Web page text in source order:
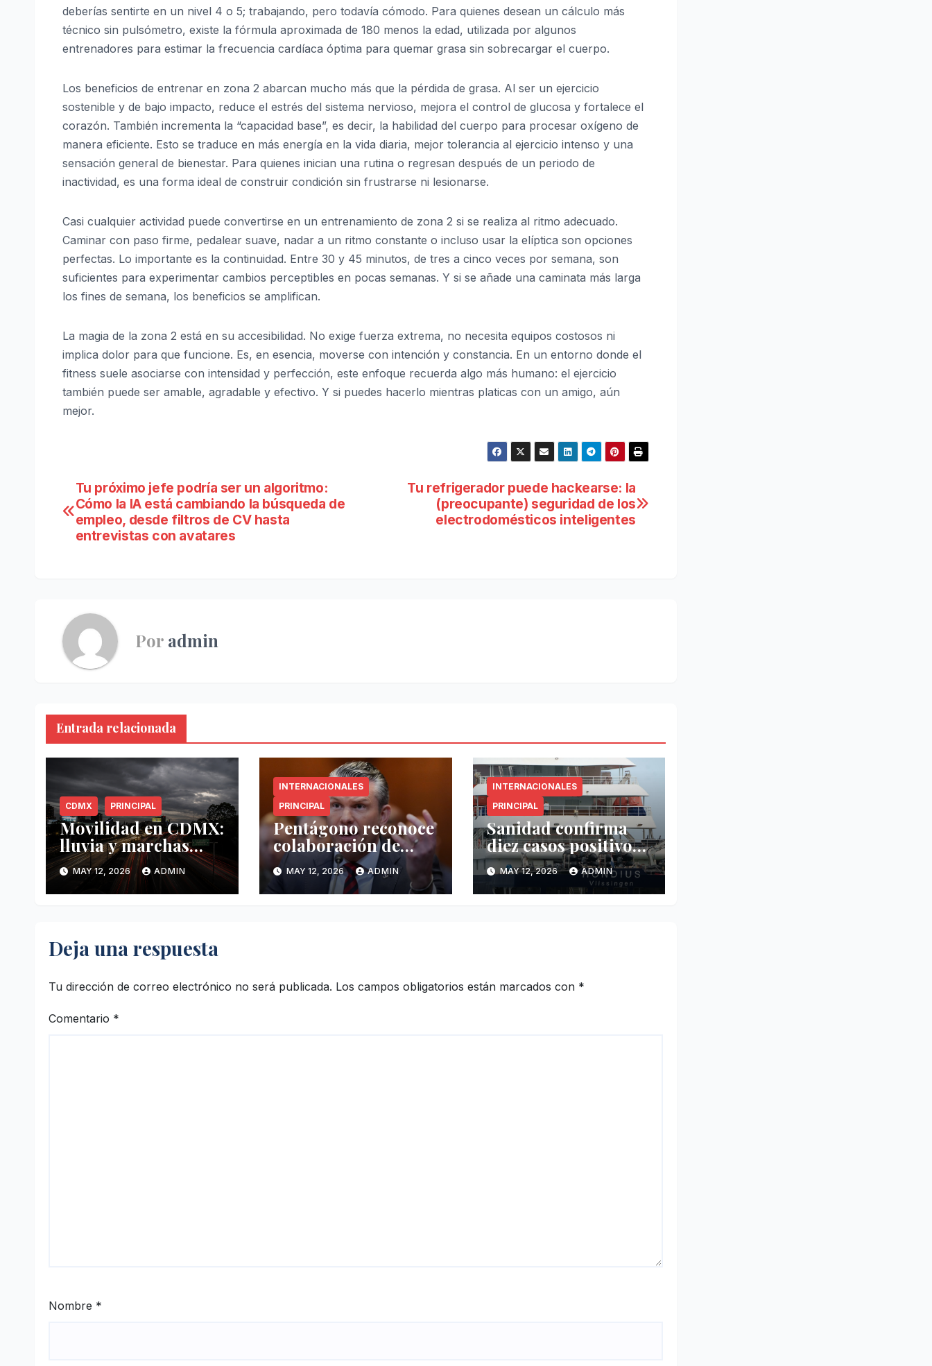
deberías sentirte en un nivel 4 o 5; trabajando, pero todavía cómodo. Para quienes desean un cálculo más
técnico sin pulsómetro, existe la fórmula aproximada de 180 menos la edad, utilizada por algunos
entrenadores para estimar la frecuencia cardíaca óptima para quemar grasa sin sobrecargar el cuerpo.
Los beneficios de entrenar en zona 2 abarcan mucho más que la pérdida de grasa. Al ser un ejercicio
sostenible y de bajo impacto, reduce el estrés del sistema nervioso, mejora el control de glucosa y fortalece el
corazón. También incrementa la “capacidad base”, es decir, la habilidad del cuerpo para procesar oxígeno de
manera eficiente. Esto se traduce en más energía en la vida diaria, mejor tolerancia al ejercicio intenso y una
sensación general de bienestar. Para quienes inician una rutina o regresan después de un periodo de
inactividad, es una forma ideal de construir condición sin frustrarse ni lesionarse.
Casi cualquier actividad puede convertirse en un entrenamiento de zona 2 si se realiza al ritmo adecuado.
Caminar con paso firme, pedalear suave, nadar a un ritmo constante o incluso usar la elíptica son opciones
perfectas. Lo importante es la continuidad. Entre 30 y 45 minutos, de tres a cinco veces por semana, son
suficientes para experimentar cambios perceptibles en pocas semanas. Y si se añade una caminata más larga
los fines de semana, los beneficios se amplifican.
La magia de la zona 2 está en su accesibilidad. No exige fuerza extrema, no necesita equipos costosos ni
implica dolor para que funcione. Es, en esencia, moverse con intención y constancia. En un entorno donde el
fitness suele asociarse con intensidad y perfección, este enfoque recuerda algo más humano: el ejercicio
también puede ser amable, agradable y efectivo. Y si puedes hacerlo mientras platicas con un amigo, aún
mejor.
Navegación
de
entradas
Tu refrigerador puede hackearse: la
(preocupante) seguridad de los
electrodomésticos inteligentes
Tu próximo jefe podría ser un algoritmo:
Cómo la IA está cambiando la búsqueda de
empleo, desde filtros de CV hasta
entrevistas con avatares
Por admin
Entrada relacionada
CDMX PRINCIPAL
Movilidad en CDMX:
lluvia y marchas
complican tráfico
este 12 de mayo
MAY 12, 2026 ADMIN
INTERNACIONALES
PRINCIPAL
Pentágono reconoce
colaboración de
México pero exige
mayor operatividad
antidrogas
MAY 12, 2026 ADMIN
INTERNACIONALES
PRINCIPAL
Sanidad confirma
diez casos positivos
de hantavirus
vinculados al
crucero MV
MAY 12, 2026 ADMIN
Deja una respuesta
Tu dirección de correo electrónico no será publicada. Los campos obligatorios están marcados con *
Comentario *
Nombre *